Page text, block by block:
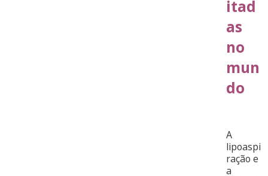
itad
as
no
mun
do
A
lipoaspi
ração e
a